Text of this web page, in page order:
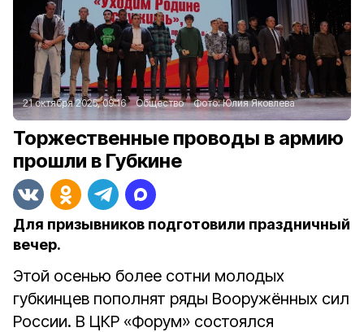
21 октября 2025, 09:16 Общество Фото:Юлия Яковлева
Торжественные проводы в армию
прошли в Губкине
Для призывников подготовили праздничный
вечер.
Этой осенью более сотни молодых
губкинцев пополнят ряды Вооружённых сил
России. В ЦКР «Форум» состоялся